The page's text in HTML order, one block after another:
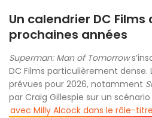
Un calendrier DC
prochaines années
Superman: Man of Tomorrow
DC Films particulièrement dense.
prévues pour 2026, notamment
par Craig Gillespie sur un scénario
avec Milly Alcock dans le rôle-titre